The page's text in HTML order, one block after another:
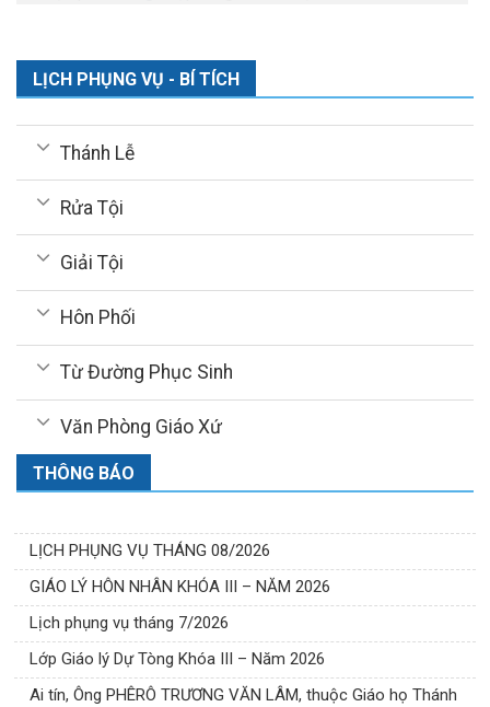
LỊCH PHỤNG VỤ - BÍ TÍCH
Thánh Lễ
Rửa Tội
Giải Tội
Hôn Phối
Từ Đường Phục Sinh
Văn Phòng Giáo Xứ
THÔNG BÁO
LỊCH PHỤNG VỤ THÁNG 08/2026
GIÁO LÝ HÔN NHÂN KHÓA III – NĂM 2026
Lịch phụng vụ tháng 7/2026
Lớp Giáo lý Dự Tòng Khóa III – Năm 2026
Ai tín, Ông PHÊRÔ TRƯƠNG VĂN LÂM, thuộc Giáo họ Thánh